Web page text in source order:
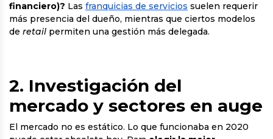
financiero)? Las franquicias de servicios suelen requerir
más presencia del dueño, mientras que ciertos modelos
de retail permiten una gestión más delegada.
2. Investigación del
mercado y sectores en auge
El mercado no es estático. Lo que funcionaba en 2020